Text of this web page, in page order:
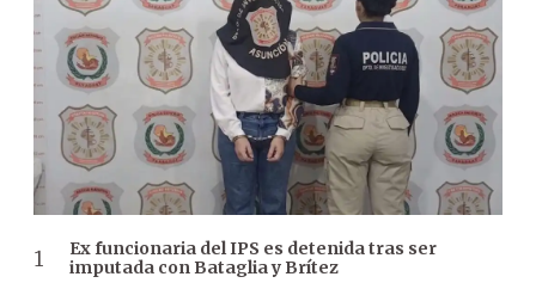
Ex funcionaria del IPS es detenida tras ser
imputada con Bataglia y Brítez